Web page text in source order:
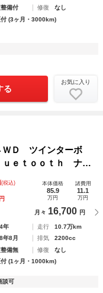
備付 修復
なし
付 (3ヶ月・3000km)
る
お気に入り
Ｄ ツインターボ
ｅｔｏｏｔｈ ナビ
イドエアバッグ 地
Ｗ サイドモニター
(税込) 本体価格
85.9
万円
諸費用
11.1
万円
月々 16,700 円
年 走行
10.7万km
年8月 排気
2200cc
備無 修復
なし
付 (1ヶ月・1000km)
談可